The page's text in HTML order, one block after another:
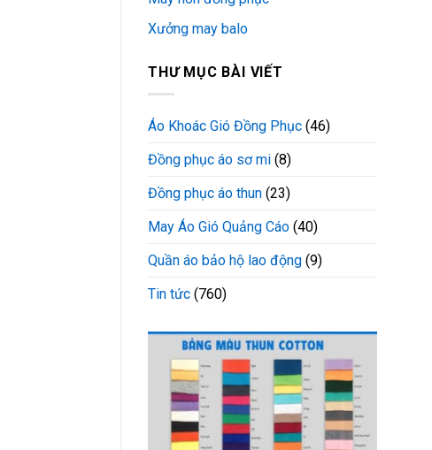
Xưởng may balo
THƯ MỤC BÀI VIẾT
Áo Khoác Gió Đồng Phục (46)
Đồng phục áo sơ mi (8)
Đồng phục áo thun (23)
May Áo Gió Quảng Cáo (40)
Quần áo bảo hộ lao động (9)
Tin tức (760)